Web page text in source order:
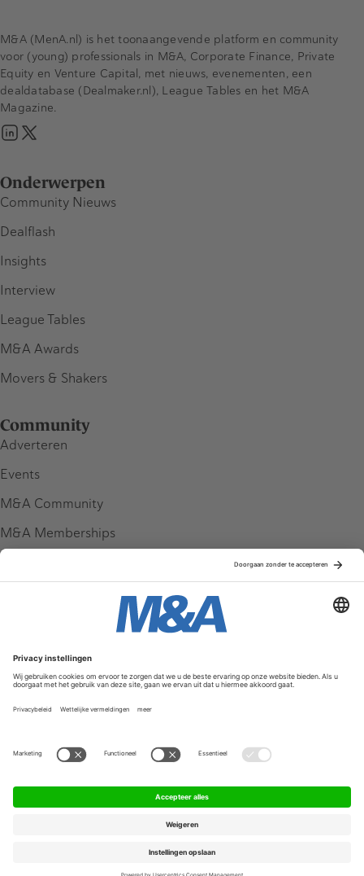
Onderwerpen
Community Nieuws
Dealflash
Insights
Interview
League Tables
M&A Awards
Movers & Shakers
Community
Adverteren
Events
M&A Community
M&A Memberships
Service & Contact
Contact
FAQ
Werken bij ons
Algemene Voorwaarden
M&A (MenA.nl) is het toonaangevende platform en community
voor (young) professionals in M&A, Corporate Finance, Private
Equity en Venture Capital, met nieuws, evenementen, een
dealdatabase (Dealmaker.nl), League Tables en het M&A
Magazine.